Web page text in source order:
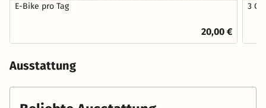
E-Bike pro Tag
20,00 €
3
Ausstattung